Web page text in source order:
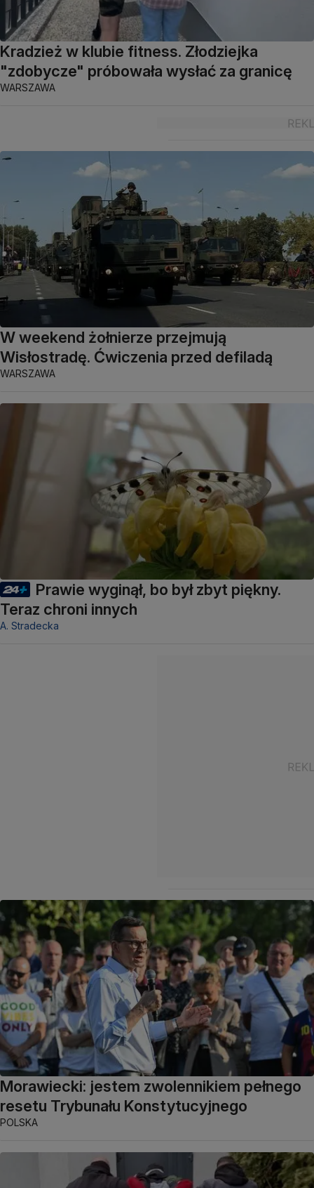
Kradzież w klubie fitness. Złodziejka
"zdobycze" próbowała wysłać za granicę
WARSZAWA
W weekend żołnierze przejmują
Wisłostradę. Ćwiczenia przed defiladą
WARSZAWA
Prawie wyginął, bo był zbyt piękny.
Teraz chroni innych
A. Stradecka
Morawiecki: jestem zwolennikiem pełnego
resetu Trybunału Konstytucyjnego
POLSKA